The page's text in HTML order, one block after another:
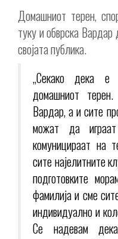
Домашниот терен,
туку и обврска
својата публика.
„Секако дека
домашниот
Вардар, а и сите
можат да
комуницираат на
сите најелитните
подготовките
фамилија и сме
индивидуално и
Се надевам